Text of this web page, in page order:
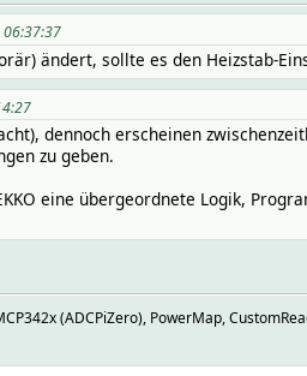
ändert, sollte es den Heizstab-
dennoch erscheinen
zu geben.
eine übergeordnete Logik,
(ADCPiZero), PowerMap,